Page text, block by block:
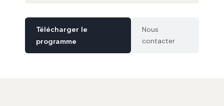
Télécharger le
programme
Nous
contacter